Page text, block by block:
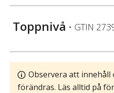
Toppnivå • GTIN
Observera att innehåll
förändras. Läs alltid på